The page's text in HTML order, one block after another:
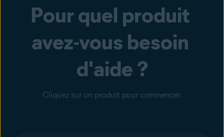
Pour quel produit
avez-vous besoin
d'aide ?
Cliquez sur un produit pour commencer.